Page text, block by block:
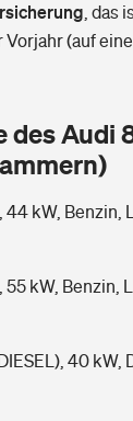
finden
Sicherheit für
Versicherer finden
bekomme ich
das
(auf
des Audi
44 kW, Benzin,
55 kW, Benzin,
40 kW,